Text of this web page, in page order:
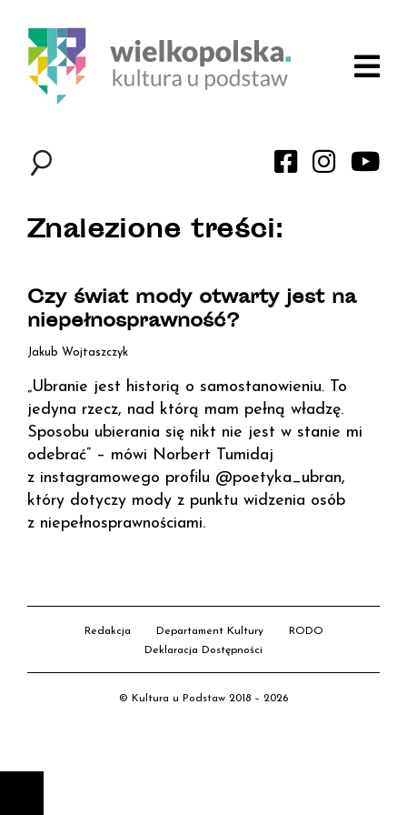
Znalezione treści:
Czy świat mody otwarty jest na
niepełnosprawność?
Jakub Wojtaszczyk
„Ubranie jest historią o samostanowieniu. To
jedyna rzecz, nad którą mam pełną władzę.
Sposobu ubierania się nikt nie jest w stanie mi
odebrać” – mówi Norbert Tumidaj
z instagramowego profilu @poetyka_ubran,
który dotyczy mody z punktu widzenia osób
z niepełnosprawnościami.
Redakcja Departament Kultury
RODO
Deklaracja Dostępności
© Kultura u Podstaw 2018 – 2026